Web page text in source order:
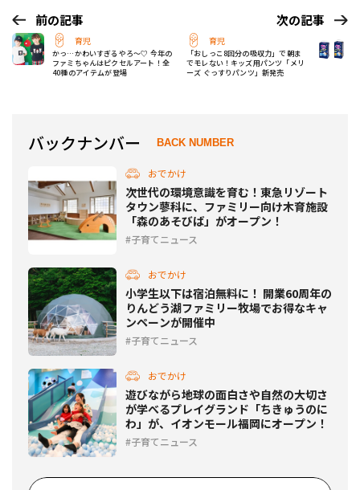
前の記事
育児
かっ…かわいすぎるやろ～♡ 今年の
ファミちゃんはピクセルアート！全
40種のアイテムが登場
次の記事
育児
「おしっこ8回分の吸収力」で朝ま
でモレない！キッズ用パンツ「メリ
ーズ ぐっすりパンツ」新発売
バックナンバー BACK NUMBER
おでかけ
次世代の環境意識を育む！東急リゾート
タウン蓼科に、ファミリー向け木育施設
「森のあそびば」がオープン！
子育てニュース
おでかけ
小学生以下は宿泊無料に！ 開業60周年の
りんどう湖ファミリー牧場でお得なキャ
ンペーンが開催中
子育てニュース
おでかけ
遊びながら地球の面白さや自然の大切さ
が学べるプレイグランド「ちきゅうのに
わ」が、イオンモール福岡にオープン！
子育てニュース